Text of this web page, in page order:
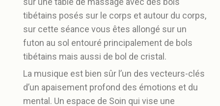
tibétains posés sur le corps et autour du corps,
sur cette séance vous êtes allongé sur un
futon au sol entouré principalement de bols
tibétains mais aussi de bol de cristal.
La musique est bien sûr l’un des vecteurs-clés
d’un apaisement profond des émotions et du
mental. Un espace de Soin qui vise une